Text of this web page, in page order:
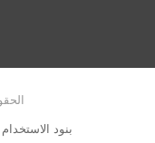
بنود الاستخدام